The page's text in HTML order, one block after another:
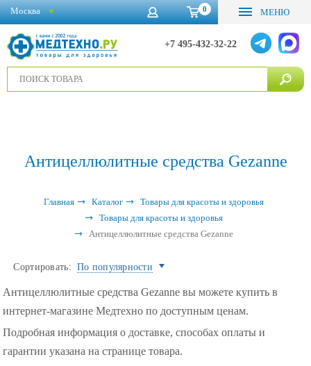
0 МЕНЮ
+7 495-432-32-22
Москва
Антицеллюлитные средства Gezanne
Главная Каталог
Товары для красоты и здоровья
Товары для красоты и здоровья
Антицеллюлитные средства Gezanne
Сортировать: По популярности
Антицеллюлитные средства Gezanne вы можете купить в
интернет-магазине Медтехно по доступным ценам.
Подробная информация о доставке, способах оплаты и
гарантии указана на странице товара.